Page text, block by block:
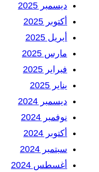
ديسمبر 2025
أكتوبر 2025
أبريل 2025
مارس 2025
فبراير 2025
يناير 2025
ديسمبر 2024
نوفمبر 2024
أكتوبر 2024
سبتمبر 2024
أغسطس 2024